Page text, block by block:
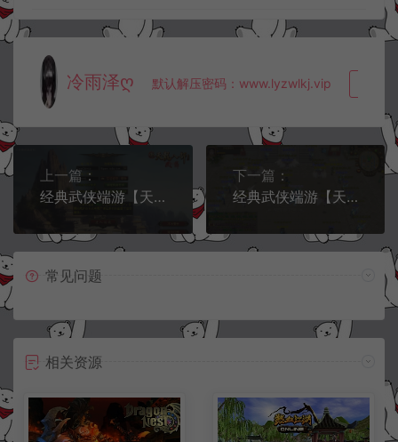
冷雨泽ღ 默认解压密码：www.lyzwlkj.vip
上一篇：
经典武侠端游【天龙八部之凤舞九天】9月最新整理Linux手工服务端+GM工具+PC客户端+详细搭建教程
下一篇：
经典武侠端游【天龙八部之域外神翼修复版】9月最新整理Linux手工服务端+GM工具+PC客户端+详细搭建教程
常见问题
相关资源